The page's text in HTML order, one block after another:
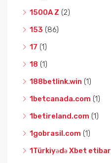
1500A Z (2)
153 (86)
17 (1)
18 (1)
188betlink.win (1)
1betcanada.com (1)
1betireland.com (1)
1gobrasil.com (1)
1Türkiyədə Xbet